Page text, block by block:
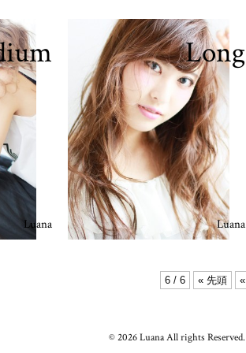
Luana
Long
Luana
6 / 6 « 先頭 «
© 2026 Luana All rights Reserved.